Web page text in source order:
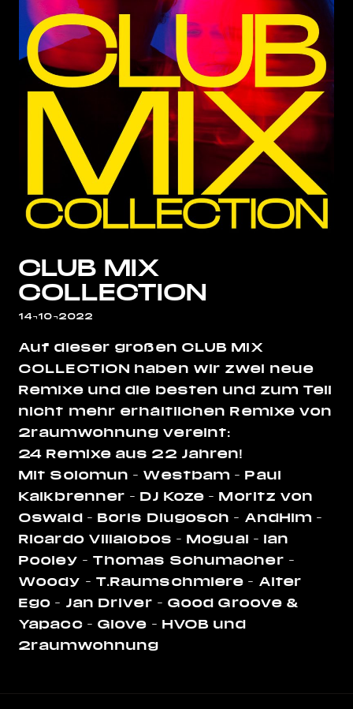
CLUB MIX
COLLECTION
14¬10¬2022
Auf dieser großen CLUB MIX
COLLECTION haben wir zwei neue
Remixe und die besten und zum Teil
nicht mehr erhältlichen Remixe von
2raumwohnung vereint:
24 Remixe aus 22 Jahren!
Mit Solomun – Westbam – Paul
Kalkbrenner – DJ Koze – Moritz von
Oswald – Boris Dlugosch – AndHim –
Ricardo Villalobos – Moguai – Ian
Pooley – Thomas Schumacher –
Woody – T.Raumschmiere – Alter
Ego – Jan Driver – Good Groove &
Yapacc – Glove – HVOB und
2raumwohnung